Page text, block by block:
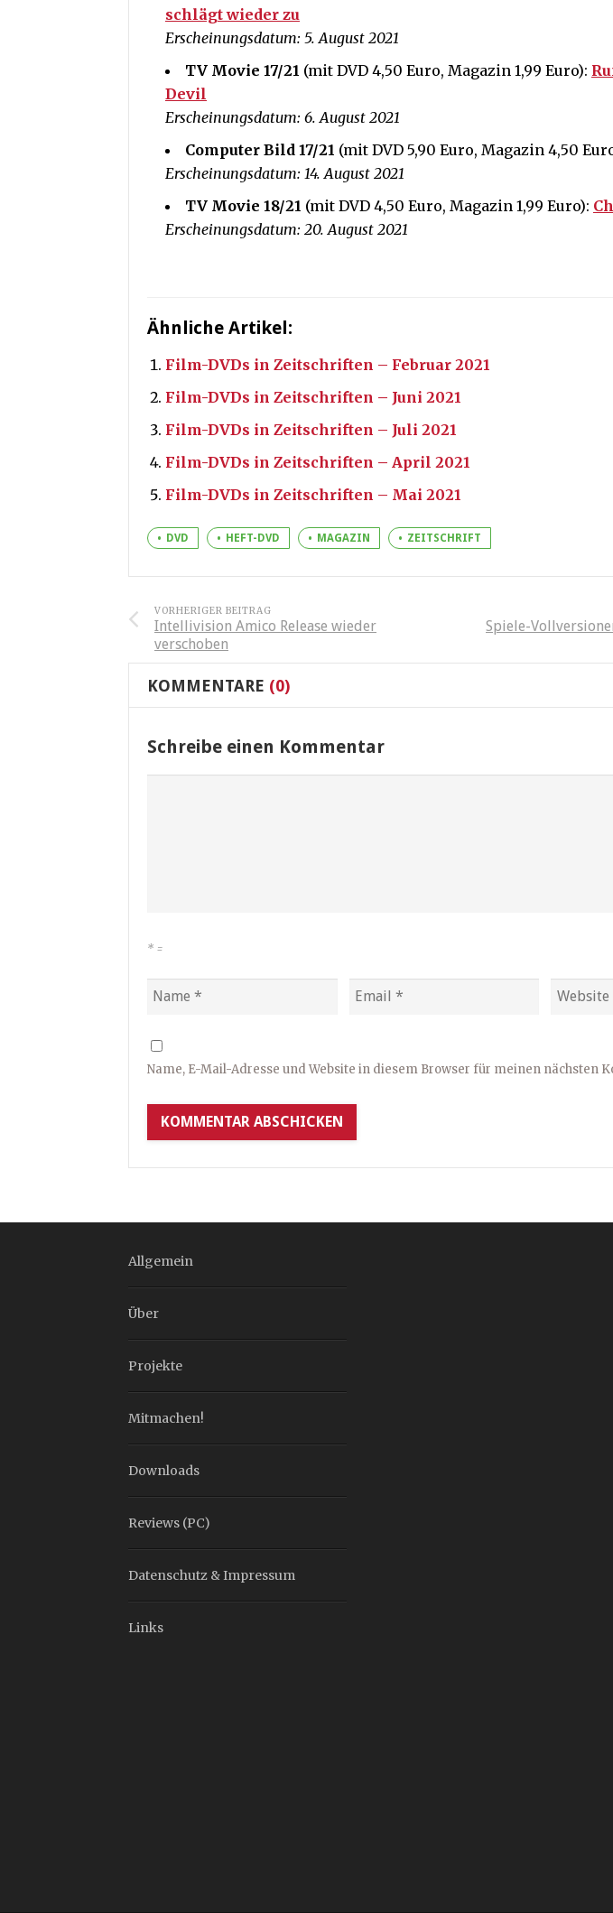
schlägt wieder zu
Erscheinungsdatum: 5. August 2021
TV Movie 17/21 (mit DVD 4,50 Euro, Magazin 1,99 Euro):
Devil
Erscheinungsdatum: 6. August 2021
Computer Bild 17/21 (mit DVD 5,90 Euro, Magazin 4,50
Erscheinungsdatum: 14. August 2021
TV Movie 18/21 (mit DVD 4,50 Euro, Magazin 1,99 Euro):
Erscheinungsdatum: 20. August 2021
Ähnliche Artikel:
Film-DVDs in Zeitschriften – Februar 2021
Film-DVDs in Zeitschriften – Juni 2021
Film-DVDs in Zeitschriften – Juli 2021
Film-DVDs in Zeitschriften – April 2021
Film-DVDs in Zeitschriften – Mai 2021
DVD HEFT-DVD MAGAZIN ZEITSCHRIFT
VORHERIGER BEITRAG
Intellivision Amico Release wieder
verschoben
Spiele-
KOMMENTARE (0)
Schreibe einen Kommentar
* =
Name, E-Mail-Adresse und Website in diesem Browser für meinen nächsten
Allgemein
Über
Projekte
Mitmachen!
Downloads
Reviews (PC)
Datenschutz & Impressum
Links